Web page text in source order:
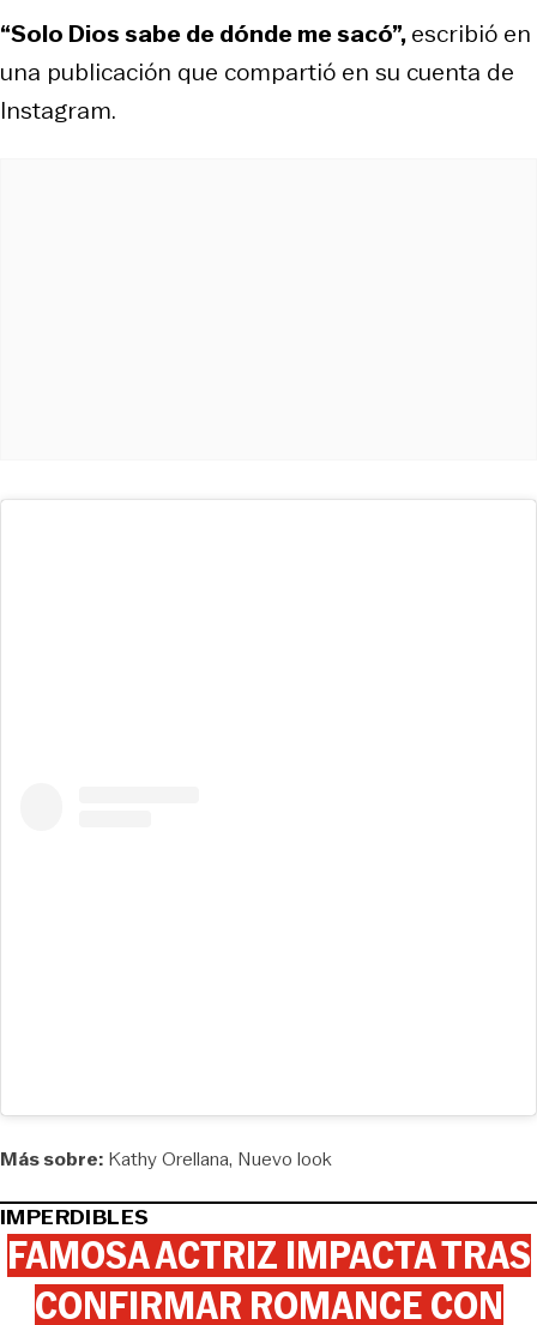
“Solo Dios sabe de dónde me sacó”,escribió en
una publicación que compartió en su cuenta de
Instagram.
Más sobre: Kathy Orellana Nuevo look
IMPERDIBLES
FAMOSA ACTRIZ IMPACTA TRAS
CONFIRMAR ROMANCE CON